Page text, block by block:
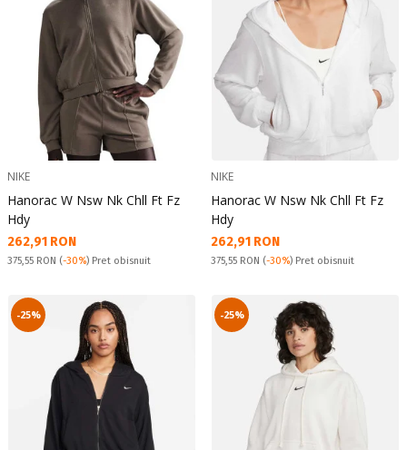
NIKE
Hanorac W Nsw Nk Chll Ft Fz
Hdy
Текуща цена:
262,91 RON
Pret obisnuit:
375,55 RON (-30%) Pret obisnuit
NIKE
Hanorac W Nsw Nk Chll Ft Fz
Hdy
Текуща цена:
262,91 RON
Pret obisnuit:
375,55 RON (-30%) Pret obisnuit
-25% -25%